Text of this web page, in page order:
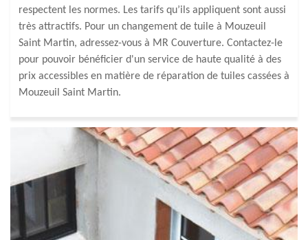
respectent les normes. Les tarifs qu’ils appliquent sont aussi
très attractifs. Pour un changement de tuile à Mouzeuil
Saint Martin, adressez-vous à MR Couverture. Contactez-le
pour pouvoir bénéficier d'un service de haute qualité à des
prix accessibles en matière de réparation de tuiles cassées à
Mouzeuil Saint Martin.